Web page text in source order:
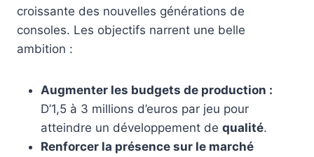
croissante des nouvelles générations de
consoles. Les objectifs narrent une belle
ambition :
Augmenter les budgets de production :
D’1,5 à 3 millions d’euros par jeu pour
atteindre un développement de qualité.
Renforcer la présence sur le marché